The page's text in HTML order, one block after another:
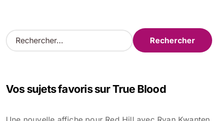
R
e
r
Vos sujets favoris sur True Blood